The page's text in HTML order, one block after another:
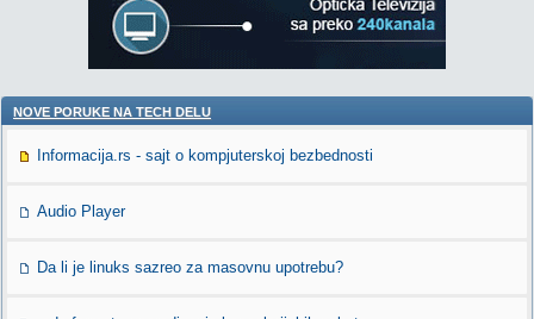
NOVE PORUKE NA TECH DELU
Informacija.rs - sajt o kompjuterskoj bezbednosti
Audio Player
Da li je linuks sazreo za masovnu upotrebu?